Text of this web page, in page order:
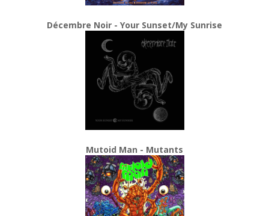
Décembre Noir - Your Sunset/My Sunrise
Mutoid Man - Mutants